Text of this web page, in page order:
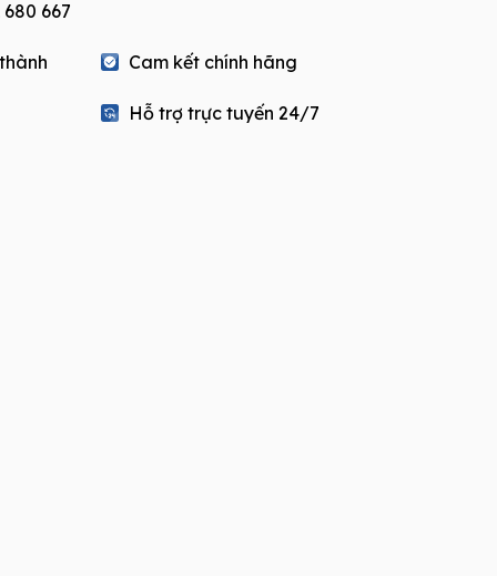
680 667
Cam kết chính hãng
Hỗ trợ trực tuyến 24/7